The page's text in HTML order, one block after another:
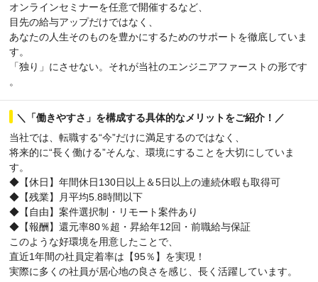
オンラインセミナーを任意で開催するなど、
目先の給与アップだけではなく、
あなたの人生そのものを豊かにするためのサポートを徹底していま
す。
「独り」にさせない。それが当社のエンジニアファーストの形です
。
＼「働きやすさ」を構成する具体的なメリットをご紹介！／
当社では、転職する“今”だけに満足するのではなく、
将来的に“長く働ける”そんな、環境にすることを大切にしていま
す。
◆【休日】年間休日130日以上＆5日以上の連続休暇も取得可
◆【残業】月平均5.8時間以下
◆【自由】案件選択制・リモート案件あり
◆【報酬】還元率80％超・昇給年12回・前職給与保証
このような好環境を用意したことで、
直近1年間の社員定着率は【95％】を実現！
実際に多くの社員が居心地の良さを感じ、長く活躍しています。